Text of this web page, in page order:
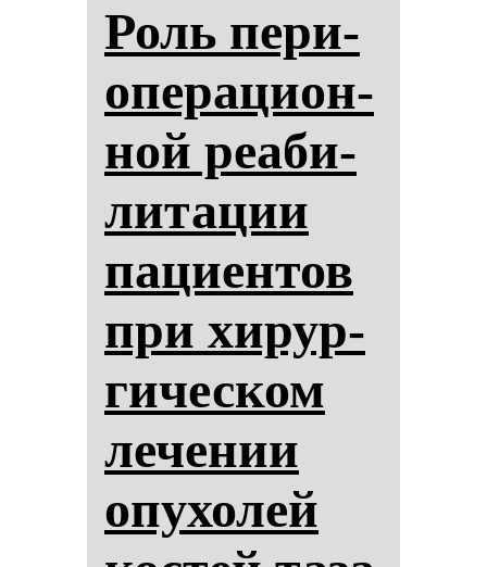
Роль пе­ри­
опе­ра­ци­он­
ной ре­аби­
ли­та­ции
па­ци­ен­тов
при хи­рур­
ги­чес­ком
ле­че­нии
опу­хо­лей